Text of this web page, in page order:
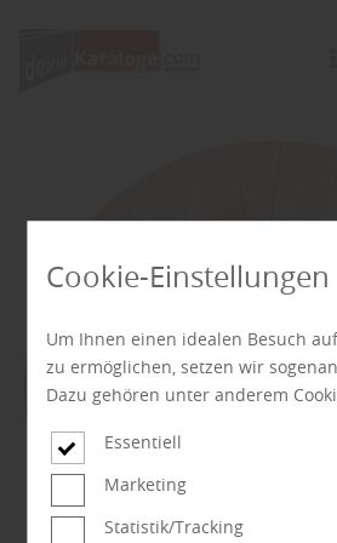
Cookie-Einstellungen
Um Ihnen einen idealen Besuch
zu ermöglichen, setzen wir
Dazu gehören unter anderem
kommerziellen Unternehmensseite
Zusätzlich verwenden wir Cookies
Erhebung von Statistiken sowie
Ausspielung und Anzeige
Essentiell
Marketing
Statistik/Tracking